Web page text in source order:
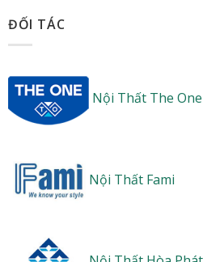
ĐỐI TÁC
Nội Thất The One
Nội Thất Fami